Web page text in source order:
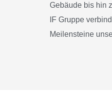
Gebäude bis hin
IF Gruppe
Meilensteine